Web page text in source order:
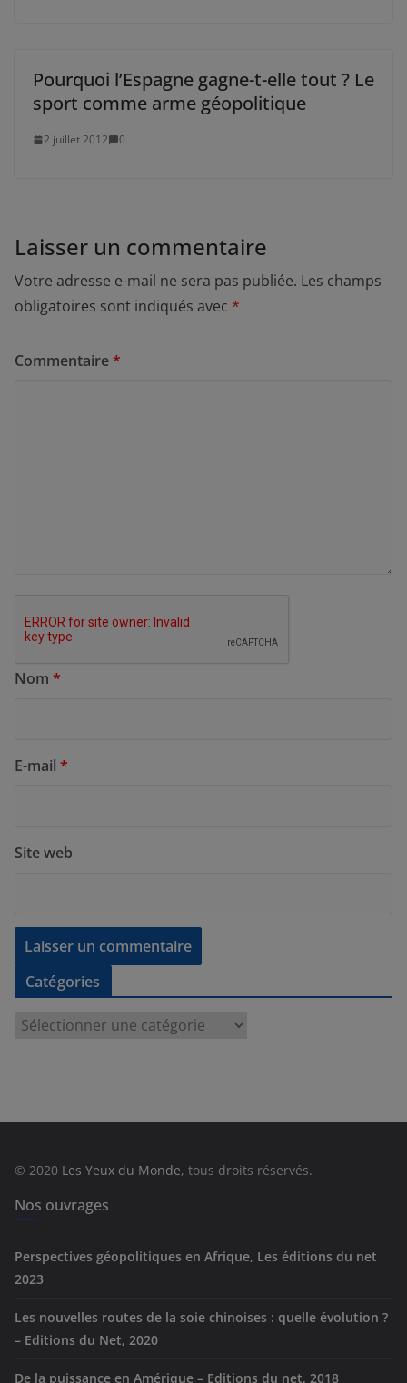
Pourquoi l’Espagne gagne-t-elle tout ? Le
sport comme arme géopolitique
2 juillet 2012 0
Laisser un commentaire
Votre adresse e-mail ne sera pas publiée. Les champs
obligatoires sont indiqués avec *
Commentaire*
Nom *
E-mail *
Site web
Catégories
e
© 2020 Les Yeux du Monde, tous droits réservés.
Nos ouvrages
Perspectives géopolitiques en Afrique, Les éditions du net
2023
Les nouvelles routes de la soie chinoises : quelle évolution ?
– Editions du Net, 2020
De la puissance en Amérique – Editions du net, 2018